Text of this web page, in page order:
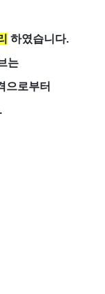
하였습니다.
는
으로부터